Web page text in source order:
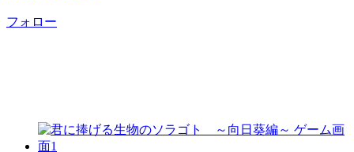
フォロー